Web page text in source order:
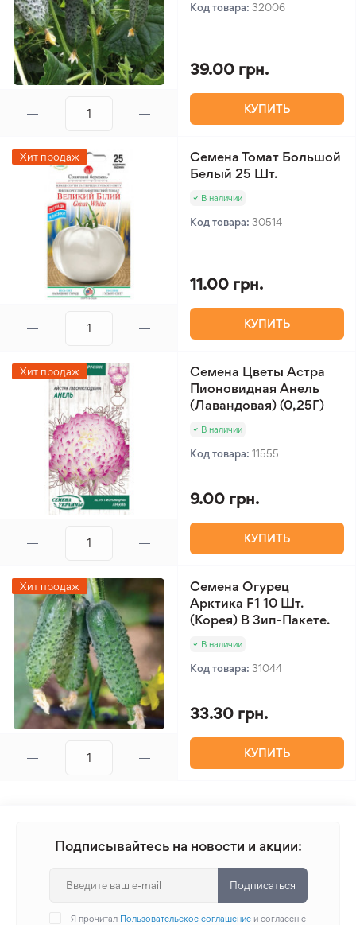
Код товара: 32006
39.00 грн.
КУПИТЬ
Хит продаж
Семена Томат Большой
Белый 25 Шт.
В наличии
Код товара: 30514
11.00 грн.
КУПИТЬ
Хит продаж
Семена Цветы Астра
Пионовидная Анель
(Лавандовая) (0,25Г)
В наличии
Код товара: 11555
9.00 грн.
КУПИТЬ
Хит продаж
Семена Огурец
Арктика F1 10 Шт.
(Корея) В Зип-Пакете.
В наличии
Код товара: 31044
33.30 грн.
КУПИТЬ
Подписывайтесь на новости и акции:
Подписаться
Я прочитал Пользовательское соглашениеи согласен с